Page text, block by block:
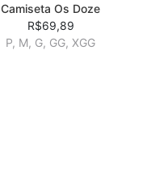
Camiseta Os Doze
R$69,89
P, M, G, GG, XGG